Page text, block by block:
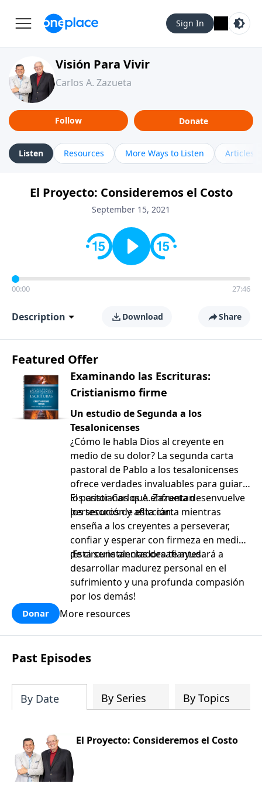
Sign In
Visión Para Vivir
Carlos A. Zazueta
Follow Donate
Listen Resources More Ways to Listen Articles
El Proyecto: Consideremos el Costo
September 15, 2021
00:00 27:46
Description Download Share
Featured Offer
Examinando las Escrituras:
Cristianismo firme
Un estudio de Segunda a los
Tesalonicenses
¿Cómo le habla Dios al creyente en
medio de su dolor? La segunda carta
pastoral de Pablo a los tesalonicenses
ofrece verdades invaluables para guiar a
los cristianos que enfrentan
persecución y aflicción.
El pastor Carlos A. Zazueta desenvuelve
los tesoros de esta carta mientras
enseña a los creyentes a perseverar,
confiar y esperar con firmeza en medio
de circunstancias desafiantes.
¡Esta serie alentadora te ayudará a
desarrollar madurez personal en el
sufrimiento y una profunda compasión
por los demás!
Donar More resources
Past Episodes
By Date By Series By Topics
El Proyecto: Consideremos el Costo